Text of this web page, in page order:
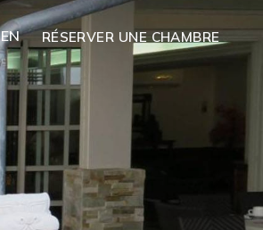
EN RÉSERVER UNE CHAMBRE